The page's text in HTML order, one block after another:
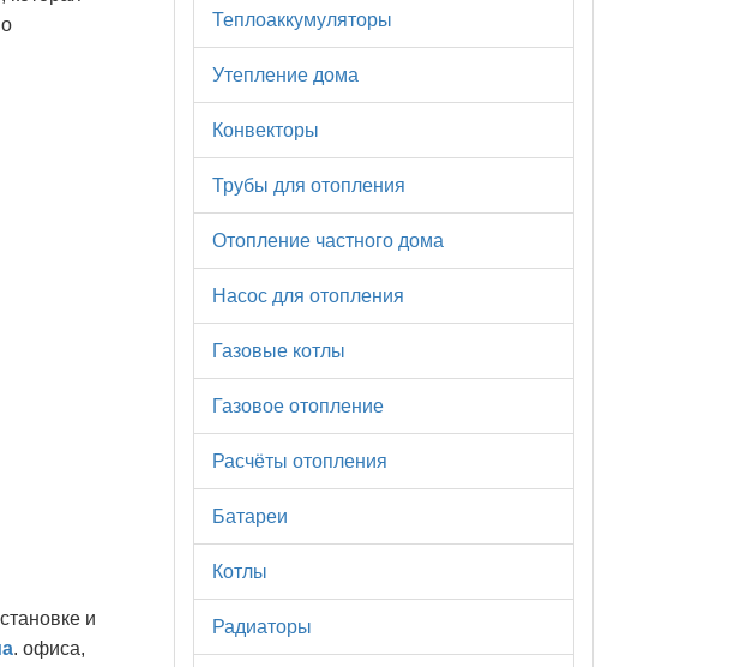
и
. офиса,
Теплоаккумуляторы
Утепление дома
Конвекторы
Трубы для отопления
Отопление частного дома
Насос для отопления
Газовые котлы
Газовое отопление
Расчёты отопления
Батареи
Котлы
Радиаторы